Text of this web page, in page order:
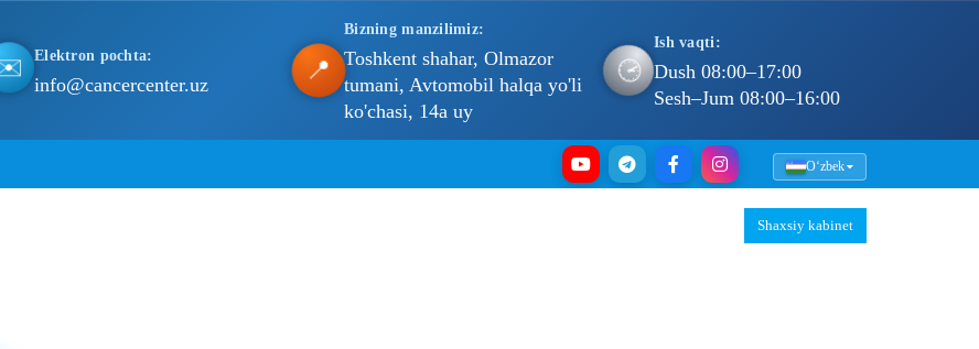
Elektron pochta:
info@cancercenter.uz
📍
Bizning manzilimiz:
Toshkent shahar, Olmazor
tumani, Avtomobil halqa yo'li
ko'chasi, 14a uy
🕐
Ish vaqti:
Dush 08:00–17:00
Sesh–Jum 08:00–16:00
Oʻzbek
Shaxsiy kabinet